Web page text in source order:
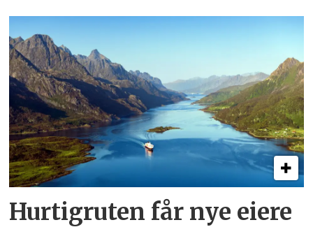
Hurtigruten får nye eiere